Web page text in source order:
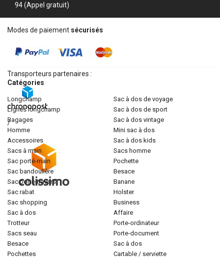
94 (Appel gratuit)
Modes de paiement sécurisés
Transporteurs partenaires :
/
Catégories
longchamp
lignes longchamp
bagages
homme
accessoires
sacs à main
sac porté-main
sac bandoulière
sac porté-travers
sac rabat
sac shopping
sac à dos
trotteur
sacs seau
besace
pochettes
sac à dos de voyage
sac à dos de sport
sac à dos vintage
mini sac à dos
sac à dos kids
sacs homme
pochette
besace
banane
holster
business
affaire
porte-ordinateur
porte-document
sac à dos
cartable / serviette